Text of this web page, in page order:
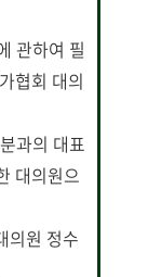
관하여 필
협회 대의
과의 대표
대의원으
의원 정수